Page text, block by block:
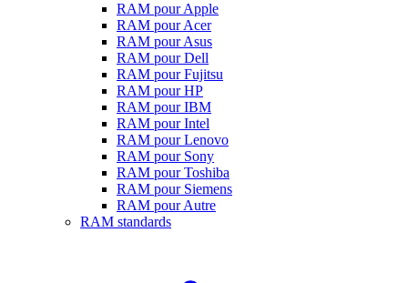
RAM pour Apple
RAM pour Acer
RAM pour Asus
RAM pour Dell
RAM pour Fujitsu
RAM pour HP
RAM pour IBM
RAM pour Intel
RAM pour Lenovo
RAM pour Sony
RAM pour Toshiba
RAM pour Siemens
RAM pour Autre
RAM standards